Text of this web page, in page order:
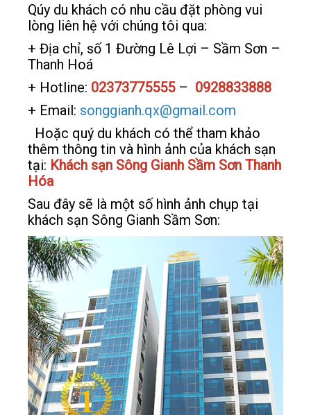
Qúy du khách có nhu cầu đặt phòng vui
lòng liên hệ với chúng tôi qua:
+ Địa chỉ, số 1 Đường Lê Lợi – Sầm Sơn –
Thanh Hoá
+ Hotline: 02373775555 – 0928833888
+ Email: songgianh.qx@gmail.com
Hoặc quý du khách có thể tham khảo
thêm thông tin và hình ảnh của khách sạn
tại: Khách sạn Sông Gianh Sầm Sơn Thanh
Hóa
Sau đây sẽ là một số hình ảnh chụp tại
khách sạn Sông Gianh Sầm Sơn: